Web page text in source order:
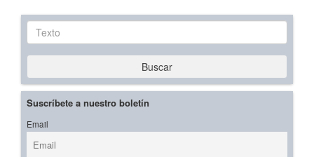
Texto
Buscar
Suscríbete a nuestro boletín
Email